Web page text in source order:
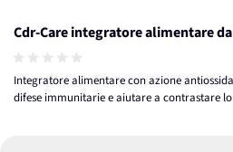
Cdr-Care integratore alimentare
Integratore alimentare con azione
difese immunitarie e aiutare a contrastare